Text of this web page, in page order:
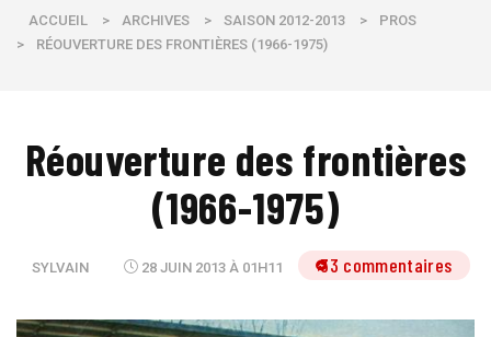
ACCUEIL > ARCHIVES > SAISON 2012-2013 >
PROS
>
RÉOUVERTURE DES FRONTIÈRES (1966-1975)
Réouverture des frontières
(1966-1975)
SYLVAIN 28 JUIN 2013 À 01H11 33 commentaires